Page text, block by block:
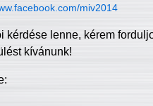
miv2014
kérdése lenne, kérem
kívánunk!